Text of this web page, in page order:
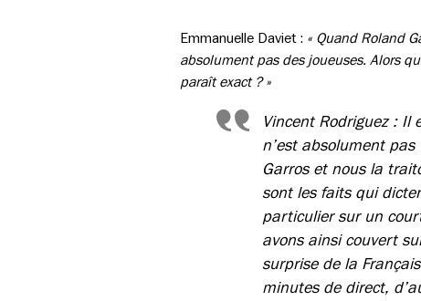
Emmanuelle Daviet : « Quand Roland
absolument pas des joueuses. Alors
paraît exact ? »
Vincent Rodriguez : Il
n’est absolument
Garros et nous la
sont les faits qui
particulier sur un
avons ainsi couvert
surprise de la
minutes de direct,